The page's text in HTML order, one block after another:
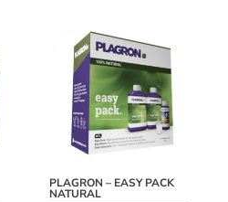
PLAGRON – EASY PACK
NATURAL